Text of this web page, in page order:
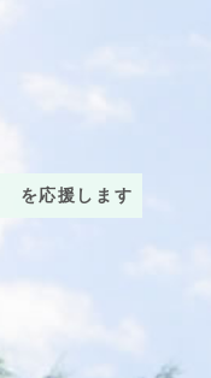
を応援します